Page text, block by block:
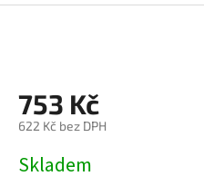
753 Kč
622 Kč bez DPH
cena:
Skladem